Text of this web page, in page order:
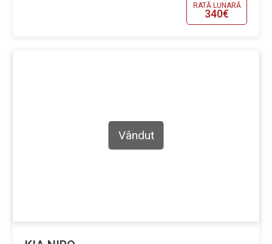
RATĂ LUNARĂ
340€
Vândut